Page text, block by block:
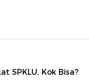
SPKLU, Kok Bisa?